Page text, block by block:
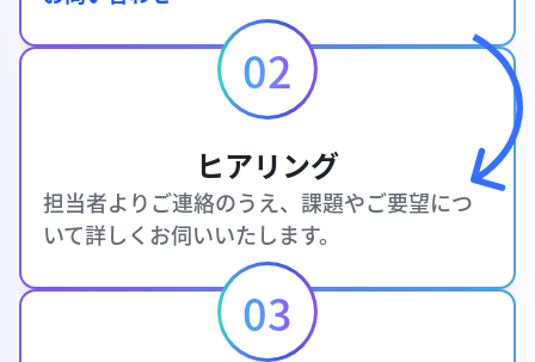
02
ヒアリング
担当者よりご連絡のうえ、課題やご要望につ
いて詳しくお伺いいたします。
03